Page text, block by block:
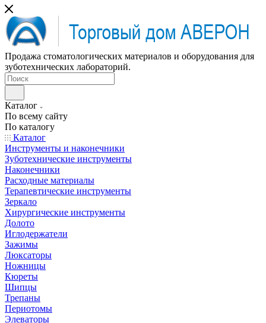
Продажа стоматологических материалов и оборудования для
зуботехнических лабораторий.
Каталог
По всему сайту
По каталогу
Каталог
Инструменты и наконечники
Зуботехнические инструменты
Наконечники
Расходные материалы
Терапевтические инструменты
Зеркало
Хирургические инструменты
Долото
Иглодержатели
Зажимы
Люксаторы
Ножницы
Кюреты
Шипцы
Трепаны
Периотомы
Элеваторы